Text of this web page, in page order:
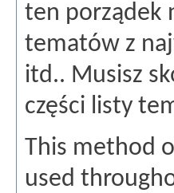
ten porządek
tematów z
itd.. Musisz
części listy
This method
used